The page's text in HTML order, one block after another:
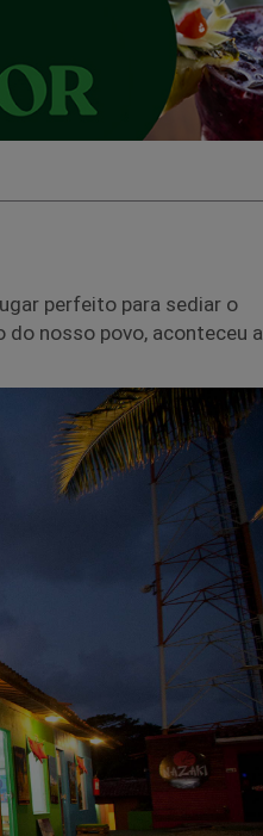
perfeito para sediar o
do nosso povo, aconteceu a